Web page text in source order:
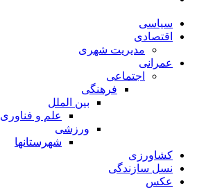
سیاسی
اقتصادی
مدیریت شهری
عمرانی
اجتماعی
فرهنگی
بین الملل
علم و فناوری
ورزشی
شهرستانها
کشاورزی
نسل سازندگی
عکس